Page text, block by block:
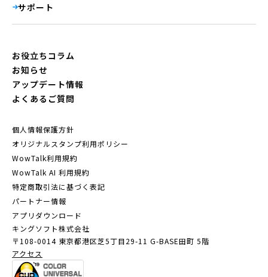
サポート
お役立ちコラム
お知らせ
アップデート情報
よくあるご質問
個人情報保護方針
オリジナルスタンプ利用ポリシー
WowTalk利用規約
WowTalk AI 利用規約
特定商取引法に基づく表記
パートナー情報
アプリダウンロード
キングソフト株式会社
〒108-0014 東京都港区芝5丁目29-11 G-BASE田町 5階
アクセス